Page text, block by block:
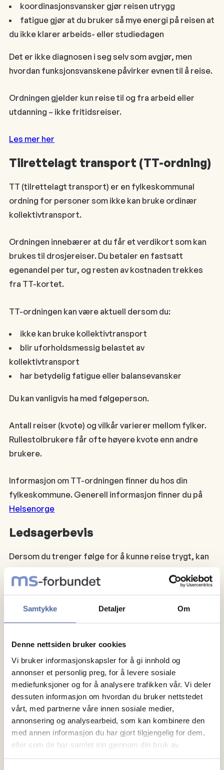
Samtykke Detaljer Om
Denne nettsiden bruker cookies
Vi bruker informasjonskapsler for å gi innhold og
annonser et personlig preg, for å levere sosiale
mediefunksjoner og for å analysere trafikken vår. Vi deler
dessuten informasjon om hvordan du bruker nettstedet
vårt, med partnerne våre innen sosiale medier,
annonsering og analysearbeid, som kan kombinere den
med annen informasjon du har gjort tilgjengelig for dem,
eller som de har samlet inn gjennom din bruk av
koordinasjonsvansker gjør reisen utrygg
fatigue gjør at du bruker så mye energi på reisen at
du ikke klarer arbeids- eller studiedagen
Det er ikke diagnosen i seg selv som avgjør, men
hvordan funksjonsvanskene påvirker evnen til å reise.
Ordningen gjelder kun reise til og fra arbeid eller
utdanning – ikke fritidsreiser.
Les mer her
Tilrettelagt transport (TT-ordning)
TT (tilrettelagt transport) er en fylkeskommunal
ordning for personer som ikke kan bruke ordinær
kollektivtransport.
Ordningen innebærer at du får et verdikort som kan
brukes til drosjereiser. Du betaler en fastsatt
egenandel per tur, og resten av kostnaden trekkes
fra TT-kortet.
TT-ordningen kan være aktuell dersom du:
ikke kan bruke kollektivtransport
blir uforholdsmessig belastet av
kollektivtransport
har betydelig fatigue eller balansevansker
Du kan vanligvis ha med følgeperson.
Antall reiser (kvote) og vilkår varierer mellom fylker.
Rullestolbrukere får ofte høyere kvote enn andre
brukere.
Informasjon om TT-ordningen finner du hos din
fylkeskommune. Generell informasjon finner du på
Helsenorge
Ledsagerbevis
Dersom du trenger følge for å kunne reise trygt, kan
ledsagerbevis
Parkering
parkeringstillatelse for forflytningshemmede hos
kommunen der du bor. Man må dokumentere særlig
behov for å parkere nærme steder som bolig,
arbeidsplass, skole eller andre steder en er relativt
ofte. Parkeringstillatelsen gir deg rett til å parkere
på reserverte parkeringsplasser og kan gjøre det
lettere å komme nærmere målet for reisen.
Du kan få parkeringstillatelse både som sjåfør.